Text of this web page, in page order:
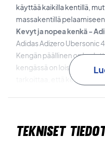
käyttää kaikilla kentillä,
massakentillä pelaamiseen.
Kevyt ja nopea kenkä -
Adidas Adizero Ubersonic
Kengän päällinen on
kengässä on loistava
tarkoittaa, että kenkä istuu
karkealla alustalla
Tekniset